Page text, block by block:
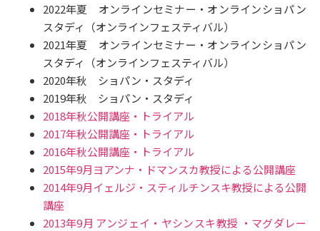
2022年夏 オンラインセミナー・オンラインショパン
スタディ（オンラインフェスティバル）
2021年夏 オンラインセミナー・オンラインショパン
スタディ（オンラインフェスティバル）
2020年秋 ショパン・スタディ
2019年秋 ショパン・スタディ
2018年秋公開講座・トライアル
2017年秋公開講座・トライアル
2016年秋公開講座・トライアル
2015年9月ヨアンナ・ドマンスカ教授による公開講座
2014年9月イェルジ・スティルチンスキ教授による公開
講座
2013年9月 アンジェイ・ヤシンスキ教授 ・マグダレー